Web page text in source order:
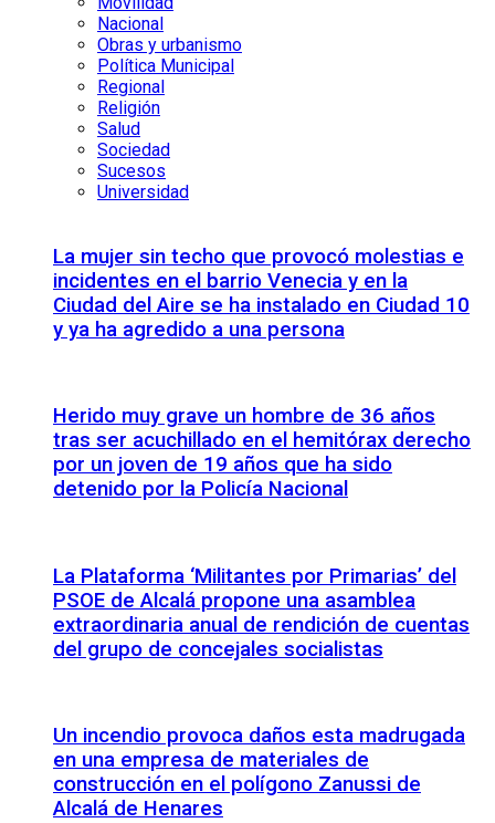
Nacional
Obras y urbanismo
Política Municipal
Regional
Religión
Salud
Sociedad
Sucesos
Universidad
La mujer sin techo que provocó molestias e
incidentes en el barrio Venecia y en la
Ciudad del Aire se ha instalado en Ciudad 10
y ya ha agredido a una persona
Herido muy grave un hombre de 36 años
tras ser acuchillado en el hemitórax derecho
por un joven de 19 años que ha sido
detenido por la Policía Nacional
La Plataforma ‘Militantes por Primarias’ del
PSOE de Alcalá propone una asamblea
extraordinaria anual de rendición de cuentas
del grupo de concejales socialistas
Un incendio provoca daños esta madrugada
en una empresa de materiales de
construcción en el polígono Zanussi de
Alcalá de Henares